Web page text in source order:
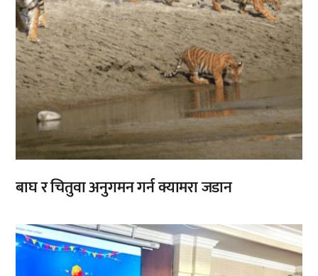
बाघ र चितुवा अनुगमन गर्न क्यामरा जडान
,